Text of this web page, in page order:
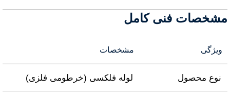
مشخصات فنی کامل
ویژگی مشخصات
نوع محصول لوله فلکسی (خرطومی فلزی)